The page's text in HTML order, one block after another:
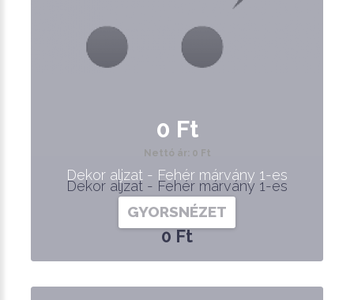
Dekor aljzat - Fehér márvány 1-es
0 Ft
0 Ft
Nettó ár: 0 Ft
Dekor aljzat - Fehér márvány 1-es
GYORSNÉZET